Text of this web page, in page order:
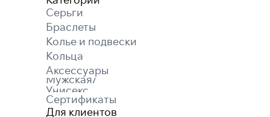
Серьги
Браслеты
Колье и подвески
Кольца
Аксессуары
Мужская/
Унисекс
Сертификаты
Для клиентов